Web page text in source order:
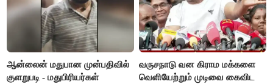
ஆன்லைன் மதுபான முன்பதிவில்
குளறுபடி - மதுபிரியர்கள்
வருசநாடு வன கிராம மக்களை
வெளியேற்றும் முடிவை கைவிட